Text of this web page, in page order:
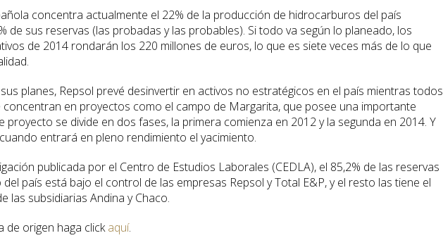
concentra actualmente el 22% de la producción de hidrocarburos del país
de sus reservas (las probadas y las probables). Si todo va según lo planeado, los
de 2014 rondarán los 220 millones de euros, lo que es siete veces más de lo que
planes, Repsol prevé desinvertir en activos no estratégicos en el país mientras todos
en proyectos como el campo de Margarita, que posee una importante
proyecto se divide en dos fases, la primera comienza en 2012 y la segunda en 2014. Y
entrará en pleno rendimiento el yacimiento.
publicada por el Centro de Estudios Laborales (CEDLA), el 85,2% de las reservas
país está bajo el control de las empresas Repsol y Total E&P, y el resto las tiene el
las subsidiarias Andina y Chaco.
de origen haga clickaquí.